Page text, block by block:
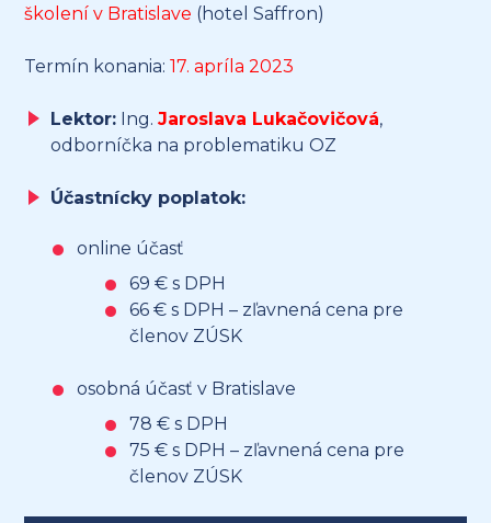
školení v Bratislave (hotel Saffron)
Termín konania:17. apríla 2023
Lektor: Ing.Jaroslava Lukačovičová,
odborníčka na problematiku OZ
Účastnícky poplatok:
online účasť
69 € s DPH
66 € s DPH – zľavnená cena pre
členov ZÚSK
osobná účasť v Bratislave
78 € s DPH
75 € s DPH – zľavnená cena pre
členov ZÚSK